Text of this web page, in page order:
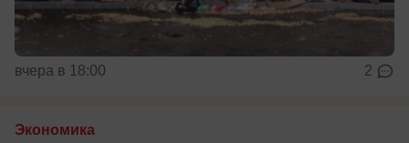
вчера в 18:00 2
Экономика